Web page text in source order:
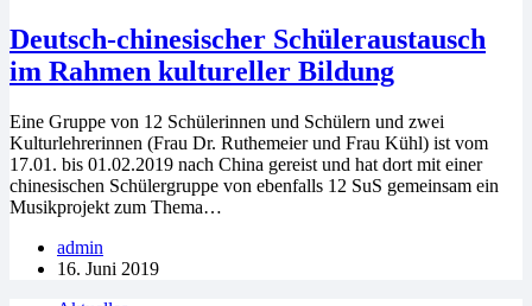
Deutsch-chinesischer Schüleraustausch
im Rahmen kultureller Bildung
Eine Gruppe von 12 Schülerinnen und Schülern und zwei
Kulturlehrerinnen (Frau Dr. Ruthemeier und Frau Kühl) ist vom
17.01. bis 01.02.2019 nach China gereist und hat dort mit einer
chinesischen Schülergruppe von ebenfalls 12 SuS gemeinsam ein
Musikprojekt zum Thema…
admin
16. Juni 2019